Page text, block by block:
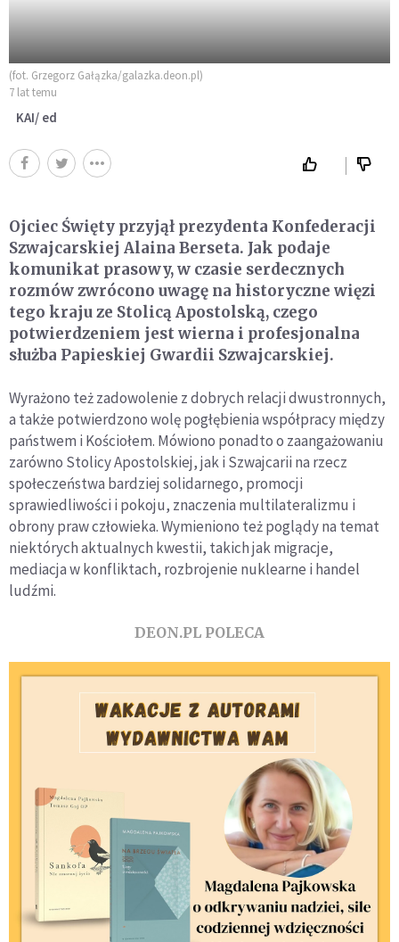
(fot. Grzegorz Gałązka/galazka.deon.pl)
7 lat temu
KAI/ ed
Ojciec Święty przyjął prezydenta Konfederacji
Szwajcarskiej Alaina Berseta. Jak podaje
komunikat prasowy, w czasie serdecznych
rozmów zwrócono uwagę na historyczne więzi
tego kraju ze Stolicą Apostolską, czego
potwierdzeniem jest wierna i profesjonalna
służba Papieskiej Gwardii Szwajcarskiej.
Wyrażono też zadowolenie z dobrych relacji dwustronnych,
a także potwierdzono wolę pogłębienia współpracy między
państwem i Kościołem. Mówiono ponadto o zaangażowaniu
zarówno Stolicy Apostolskiej, jak i Szwajcarii na rzecz
społeczeństwa bardziej solidarnego, promocji
sprawiedliwości i pokoju, znaczenia multilateralizmu i
obrony praw człowieka. Wymieniono też poglądy na temat
niektórych aktualnych kwestii, takich jak migracje,
mediacja w konfliktach, rozbrojenie nuklearne i handel
ludźmi.
DEON.PL POLECA